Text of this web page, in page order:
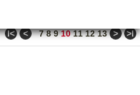
ǀ< < 7 8 9 10 11 12 13 > >ǀ
Ty